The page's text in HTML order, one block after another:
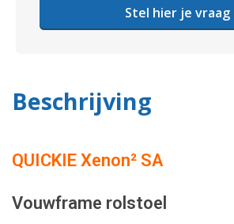
Stel hier je vraag
Beschrijving
QUICKIE Xenon² SA
Vouwframe rolstoel